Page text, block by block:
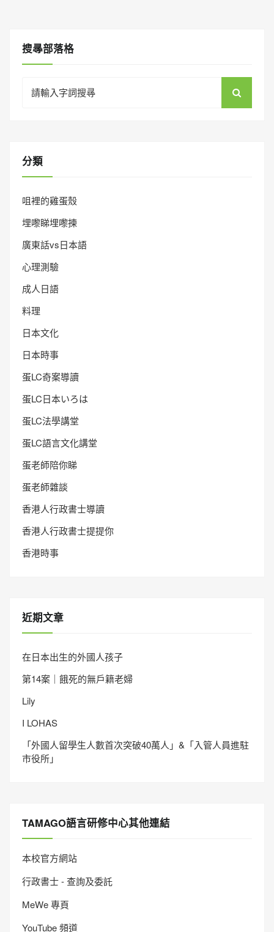
搜㝷部落格
for:
分類
咀裡的雞蛋殼
埋嚟睇埋嚟揀
廣東話vs日本語
心理測驗
成人日語
料理
日本文化
日本時事
蛋LC奇案導讀
蛋LC日本いろは
蛋LC法學講堂
蛋LC語言文化講堂
蛋老師陪你睇
蛋老師雜談
香港人行政書士導讀
香港人行政書士提提你
香港時事
近期文章
在日本出生的外國人孩子
第14案｜餓死的無戶籍老婦
Lily
I LOHAS
「外國人留學生人數首次突破40萬人」&「入管人員進駐
市役所」
TAMAGO語言研修中心其他連結
本校官方網站
行政書士 - 查詢及委託
MeWe 專頁
YouTube 頻道